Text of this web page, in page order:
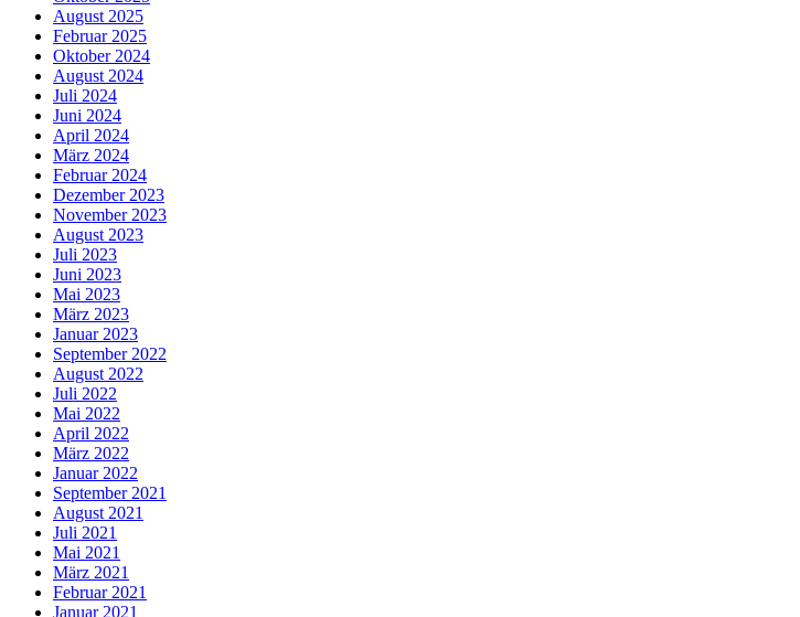
August 2025
Februar 2025
Oktober 2024
August 2024
Juli 2024
Juni 2024
April 2024
März 2024
Februar 2024
Dezember 2023
November 2023
August 2023
Juli 2023
Juni 2023
Mai 2023
März 2023
Januar 2023
September 2022
August 2022
Juli 2022
Mai 2022
April 2022
März 2022
Januar 2022
September 2021
August 2021
Juli 2021
Mai 2021
März 2021
Februar 2021
Januar 2021